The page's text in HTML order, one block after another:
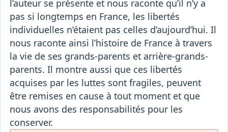
l’auteur se présente et nous raconte qu’il n’y a
pas si longtemps en France, les libertés
individuelles n’étaient pas celles d’aujourd’hui. Il
nous raconte ainsi l’histoire de France à travers
la vie de ses grands-parents et arrière-grands-
parents. Il montre aussi que ces libertés
acquises par les luttes sont fragiles, peuvent
être remises en cause à tout moment et que
nous avons des responsabilités pour les
conserver.